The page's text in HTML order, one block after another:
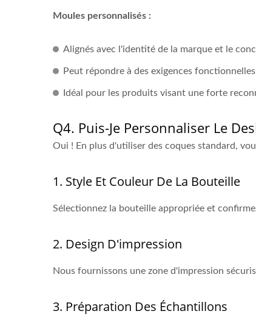
Moules personnalisés :
Alignés avec l'identité de la marque et le
Peut répondre à des exigences
Idéal pour les produits visant une forte
Q4. Puis-Je Personnaliser Le
Oui ! En plus d'utiliser des coques standard,
1. Style Et Couleur De La Bouteille
Sélectionnez la bouteille appropriée et
2. Design D'impression
Nous fournissons une zone d'impression
3. Préparation Des Échantillons